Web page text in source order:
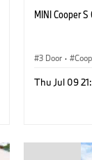
MINI Cooper
3 Door ·
Thu Jul 09